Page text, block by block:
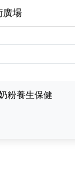
廣場
粉養生保健